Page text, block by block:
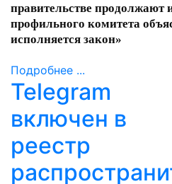
правительстве продолжают
профильного комитета
исполняется закон»
Подробнее ...
Telegram
включен в
реестр